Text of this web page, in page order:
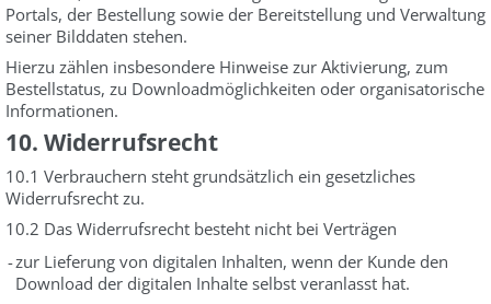
Portals, der Bestellung sowie der Bereitstellung und Verwaltung
seiner Bilddaten stehen.
Hierzu zählen insbesondere Hinweise zur Aktivierung, zum
Bestellstatus, zu Downloadmöglichkeiten oder organisatorische
Informationen.
10. Widerrufsrecht
10.1 Verbrauchern steht grundsätzlich ein gesetzliches
Widerrufsrecht zu.
10.2 Das Widerrufsrecht besteht nicht bei Verträgen
-zur Lieferung von digitalen Inhalten, wenn der Kunde den
Download der digitalen Inhalte selbst veranlasst hat.